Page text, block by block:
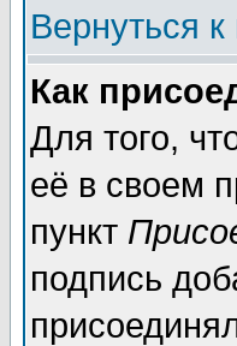
Вернуться к
Как
Для того,
её в своем
пункт
подпись